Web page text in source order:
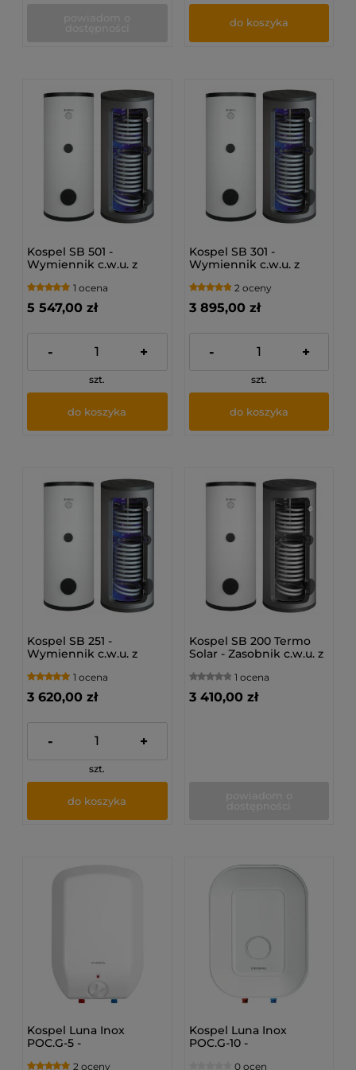
do koszyka
Kospel SB 501 -
Wymiennik c.w.u. z
SB-501.PL1 ocena
5 547,00 zł
- +
szt.
do koszyka
Kospel SB 301 -
Wymiennik c.w.u. z
SB-301.PL2 oceny
3 895,00 zł
- +
szt.
do koszyka
Kospel SB 251 -
Wymiennik c.w.u. z
SB-251.PL1 ocena
3 620,00 zł
- +
szt.
do koszyka
Kospel SB 200 Termo
Solar - Zasobnik c.w.u. z
1 ocena
3 410,00 zł
Kospel Luna Inox
POC.G-5 -
2 oceny
Kospel Luna Inox
POC.G-10 -
0 ocen